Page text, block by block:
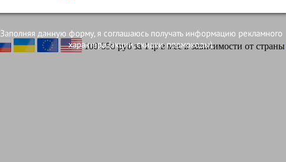
Заполняя данную форму, я соглашаюсь получать информацию рекламного
характера (акции, скидки, промокоды).
100-550 руб за 1 ip в мес в зависимости от страны